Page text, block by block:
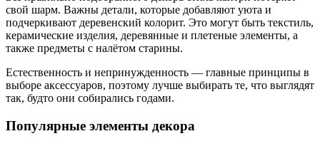
свой шарм. Важны детали, которые добавляют уюта и
подчеркивают деревенский колорит. Это могут быть текстиль,
керамические изделия, деревянные и плетеные элементы, а
также предметы с налётом старины.
Естественность и непринужденность — главные принципы в
выборе аксессуаров, поэтому лучше выбирать те, что выглядят
так, будто они собирались годами.
Популярные элементы декора